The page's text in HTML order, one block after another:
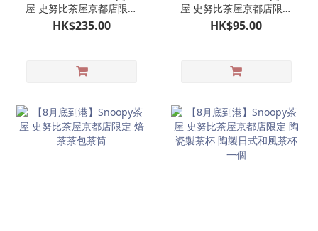
屋 史努比茶屋京都店限定
京和傘 SNOOPY 公仔掛飾
HK$235.00
屋 史努比茶屋京都店限定
金平糖罐一個
HK$95.00